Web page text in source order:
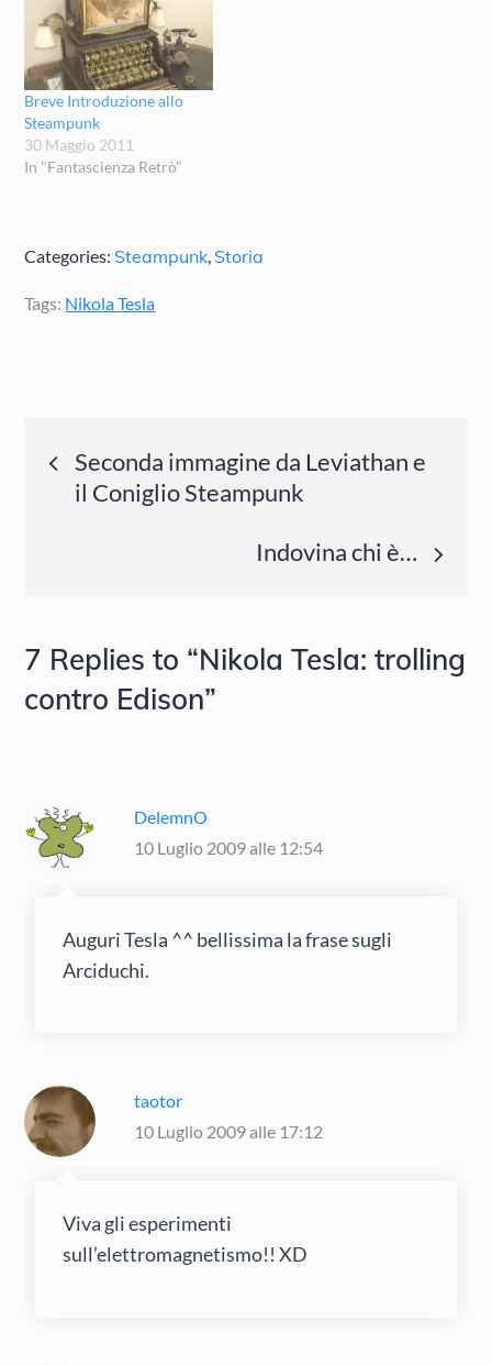
Breve Introduzione allo
Steampunk
30 Maggio 2011
In "Fantascienza Retrò"
Categories: Steampunk Storia
Tags: Nikola Tesla
Navigazione
articoli
Seconda immagine da Leviathan e
il Coniglio Steampunk
Indovina chi è…
7 Replies to “Nikola Tesla: trolling
contro Edison”
DelemnO
10 Luglio 2009 alle 12:54
Auguri Tesla ^^ bellissima la frase sugli
Arciduchi.
taotor
10 Luglio 2009 alle 17:12
Viva gli esperimenti
sull’elettromagnetismo!! XD